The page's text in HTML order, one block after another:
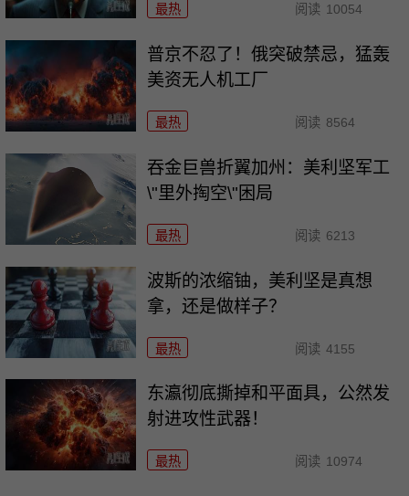
最热 阅读 10054
普京不忍了！俄突破禁忌，猛轰
美资无人机工厂
最热 阅读 8564
吞金巨兽折翼加州：美利坚军工
\"里外掏空\"困局
最热 阅读 6213
波斯的浓缩铀，美利坚是真想
拿，还是做样子？
最热 阅读 4155
东瀛彻底撕掉和平面具，公然发
射进攻性武器！
最热 阅读 10974